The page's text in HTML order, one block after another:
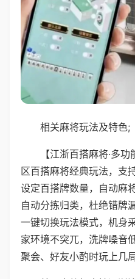
相关麻将玩法及特色;
【江浙百搭麻将·多
区百搭麻将经典玩法，支
设定百搭牌数量，自动麻
自动分拣归类，杜绝错牌
一键切换玩法模式，机身
家环境不突兀，洗牌噪音
聚会、好友小酌时玩上几